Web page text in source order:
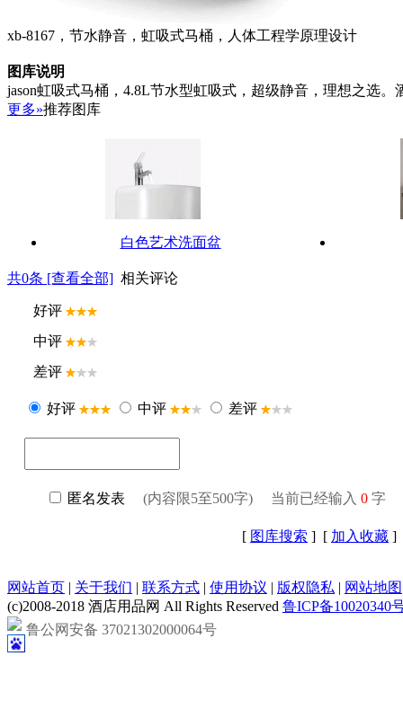
xb-8167，节水静音，虹吸式马桶，人体工程学原理设计
图库说明
jason虹吸式马桶，4.8L节水型虹吸式，超级静音，理想之选
更多»推荐图库
白色艺术洗面盆
共0条 [查看全部] 相关评论
[ 图库搜索 ] [ 加入收藏 ]
网站首页 | 关于我们 | 联系方式 | 使用协议 | 版权隐私 | 网站地图
(c)2008-2018 酒店用品网 All Rights Reserved 鲁ICP备10020340
鲁公网安备 37021302000064号